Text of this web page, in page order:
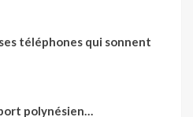
téléphones qui sonnent
polynésien…